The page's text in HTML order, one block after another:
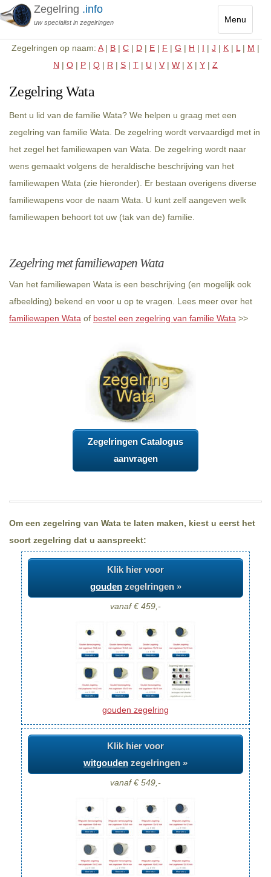
Menu
Toggle
Zegelring .info
uw specialist in zegelringen
Zegelringen op naam: A| B | C | D | E | F | G | H | I | J | K | L | M |
N | O | P | Q | R | S | T | U | V | W | X | Y | Z
Zegelring Wata
Bent u lid van de familie Wata? We helpen u graag met een
zegelring van familie Wata. De zegelring wordt vervaardigd met in
het zegel het familiewapen van Wata. De zegelring wordt naar
wens gemaakt volgens de heraldische beschrijving van het
familiewapen Wata (zie hieronder). Er bestaan overigens diverse
familiewapens voor de naam Wata. U kunt zelf aangeven welk
familiewapen behoort tot uw (tak van de) familie.
Zegelring met familiewapen Wata
Van het familiewapen Wata is een beschrijving (en mogelijk ook
afbeelding) bekend en voor u op te vragen. Lees meer over het
familiewapen Wata of bestel een zegelring van familie Wata >>
Zegelringen Catalogus
aanvragen
Om een zegelring van Wata te laten maken, kiest u eerst het
soort zegelring dat u aanspreekt:
Klik hier voor
goudenzegelringen »
vanaf € 459,-
gouden zegelring
Klik hier voor
witgouden zegelringen »
vanaf € 549,-